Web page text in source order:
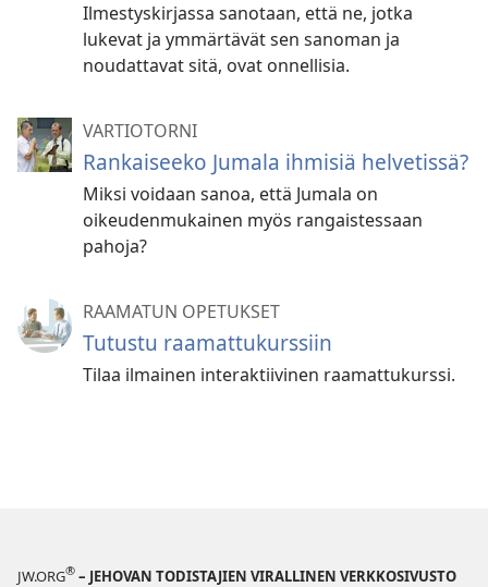
Ilmestyskirjassa sanotaan, että ne, jotka
lukevat ja ymmärtävät sen sanoman ja
noudattavat sitä, ovat onnellisia.
VARTIOTORNI
Rankaiseeko Jumala ihmisiä helvetissä?
Miksi voidaan sanoa, että Jumala on
oikeudenmukainen myös rangaistessaan
pahoja?
RAAMATUN OPETUKSET
Tutustu raamattukurssiin
Tilaa ilmainen interaktiivinen raamattukurssi.
JW.ORG® – JEHOVAN TODISTAJIEN VIRALLINEN VERKKOSIVUSTO